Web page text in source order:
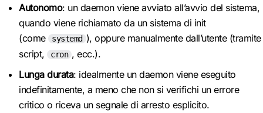
Autonomo: un daemon viene avviato all’avvio del sistema,
quando viene richiamato da un sistema di init
(come
systemd ), oppure manualmente dall’utente (tramite
script,
cron , ecc.).
Lunga durata: idealmente un daemon viene eseguito
indefinitamente, a meno che non si verifichi un errore
critico o riceva un segnale di arresto esplicito.